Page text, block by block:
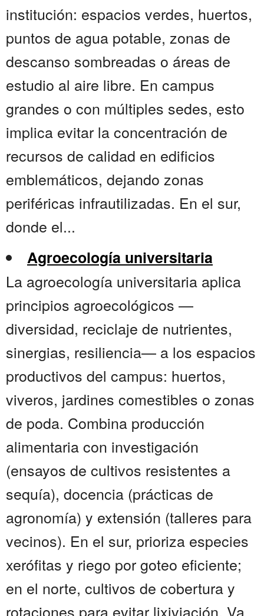
institución: espacios verdes, huertos,
puntos de agua potable, zonas de
descanso sombreadas o áreas de
estudio al aire libre. En campus
grandes o con múltiples sedes, esto
implica evitar la concentración de
recursos de calidad en edificios
emblemáticos, dejando zonas
periféricas infrautilizadas. En el sur,
donde el...
Agroecología universitaria
La agroecología universitaria aplica
principios agroecológicos —
diversidad, reciclaje de nutrientes,
sinergias, resiliencia— a los espacios
productivos del campus: huertos,
viveros, jardines comestibles o zonas
de poda. Combina producción
alimentaria con investigación
(ensayos de cultivos resistentes a
sequía), docencia (prácticas de
agronomía) y extensión (talleres para
vecinos). En el sur, prioriza especies
xerófitas y riego por goteo eficiente;
en el norte, cultivos de cobertura y
rotaciones para evitar lixiviación. Va